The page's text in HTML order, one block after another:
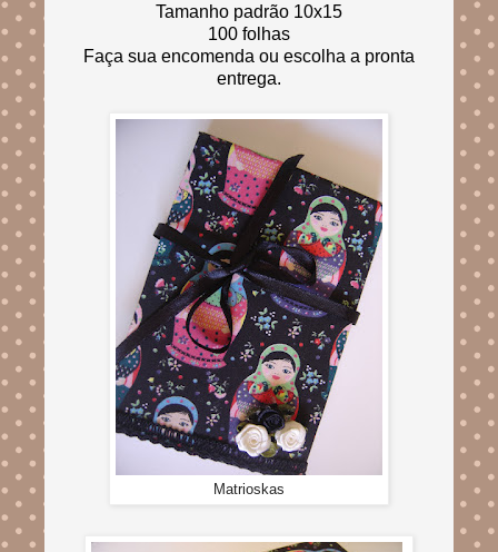
Tamanho padrão 10x15
100 folhas
Faça sua encomenda ou escolha a pronta
entrega.
Matrioskas